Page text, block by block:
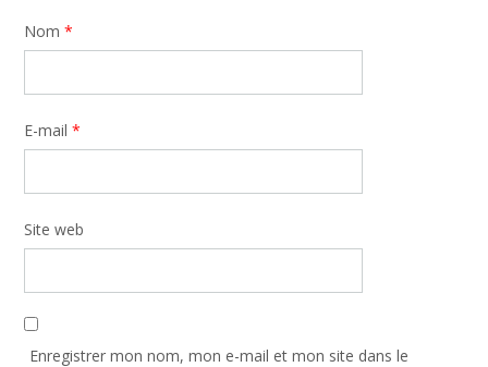
Nom *
E-mail *
Site web
Enregistrer mon nom, mon e-mail et mon site dans le